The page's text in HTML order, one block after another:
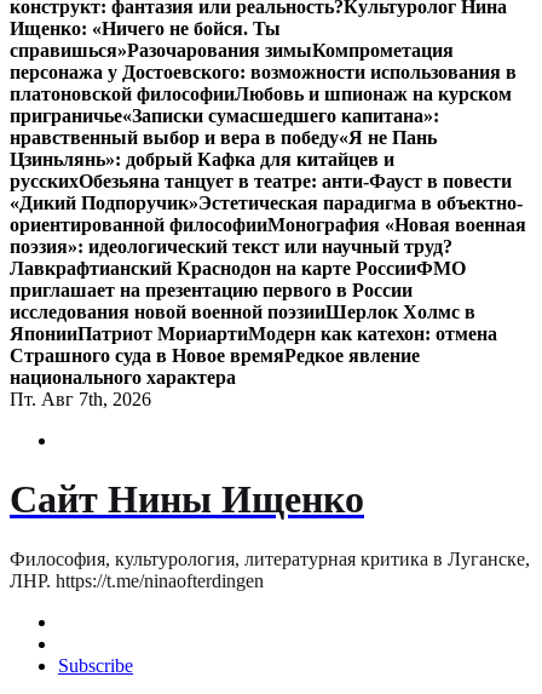
конструкт: фантазия или реальность?Культуролог Нина
Ищенко: «Ничего не бойся. Ты
справишься»Разочарования зимыКомпрометация
персонажа у Достоевского: возможности использования в
платоновской философииЛюбовь и шпионаж на курском
приграничье«Записки сумасшедшего капитана»:
нравственный выбор и вера в победу«Я не Пань
Цзиньлянь»: добрый Кафка для китайцев и
русскихОбезьяна танцует в театре: анти-Фауст в повести
«Дикий Подпоручик»Эстетическая парадигма в объектно-
ориентированной философииМонография «Новая военная
поэзия»: идеологический текст или научный труд?
Лавкрафтианский Краснодон на карте РоссииФМО
приглашает на презентацию первого в России
исследования новой военной поэзииШерлок Холмс в
ЯпонииПатриот МориартиМодерн как катехон: отмена
Страшного суда в Новое времяРедкое явление
национального характера
Пт. Авг 7th, 2026
Сайт Нины Ищенко
Философия, культурология, литературная критика в Луганске,
ЛНР. https://t.me/ninaofterdingen
Subscribe